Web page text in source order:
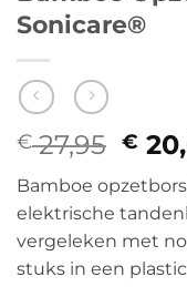
Sonicare®
€27,95
prijs
was:
€
€
Bamboe
elektrische
vergeleken met
stuks in een